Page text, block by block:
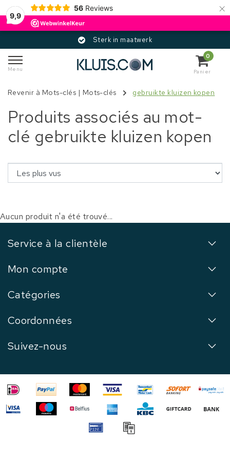
9,9
56 Reviews ×
Sterk in maatwerk
Menu
0
Panier
Revenir à Mots-clés | Mots-clés gebruikte kluizen kopen
Produits associés au mot-
clé gebruikte kluizen kopen
Aucun produit n'a été trouvé...
Service à la clientèle
Mon compte
Catégories
Coordonnées
Suivez-nous